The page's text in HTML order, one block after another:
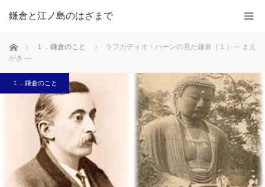
鎌倉と江ノ島のはざまで
ホーム １．鎌倉のこと
ラフカディオ・ハーンの見た鎌倉（１）― まえ
がき ―
１．鎌倉のこと